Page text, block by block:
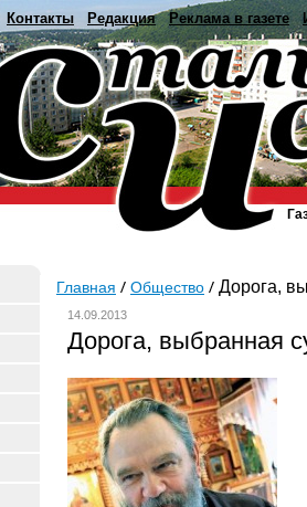
Контакты Редакция Реклама в газете
Главная Общество Дорога,
14.09.2013
Дорога, выбранная